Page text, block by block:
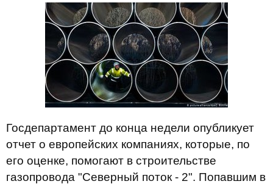
Госдепартамент до конца недели опубликует
отчет о европейских компаниях, которые, по
его оценке, помогают в строительстве
газопровода "Северный поток - 2". Попавшим в